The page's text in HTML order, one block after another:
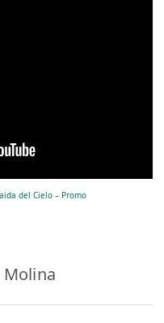
del Cielo – Promo
Molina